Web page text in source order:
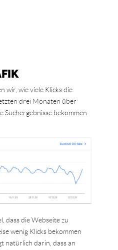
wir, wie viele Klicks die
drei Monaten über
Suchergebnisse bekommen
dass die Webseite zu
wenig Klicks bekommen
natürlich darin, dass an